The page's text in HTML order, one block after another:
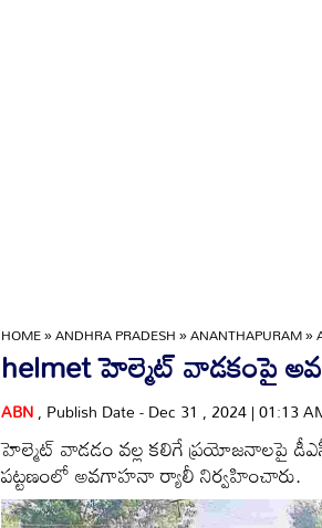
HOME»ANDHRA PRADESH»ANANTHAPURAM»
helmet హెల్మెట్‌ వాడకంపై
ABN, Publish Date - Dec 31 , 2024 | 01:13
హెల్మెట్‌ వాడడం వల్ల కలిగే ప్రయోజనాలపై
పట్టణంలో అవగాహనా ర్యాలీ నిర్వహించారు.